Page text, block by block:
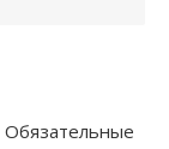
Обязательные